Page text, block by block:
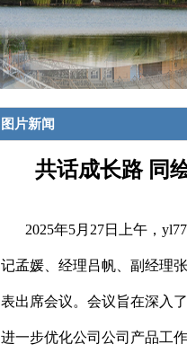
图片新闻
共话成长路 同
2025年5月27日上午，
记孟媛、经理吕帆、副经理
表出席会议。会议旨在深入
进一步优化公司公司产品工